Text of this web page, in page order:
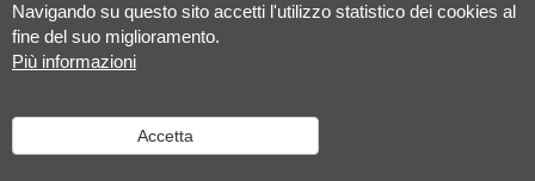
Navigando su questo sito accetti l'utilizzo statistico dei cookies al
fine del suo miglioramento.
Più informazioni
Accetta
Versione desktop